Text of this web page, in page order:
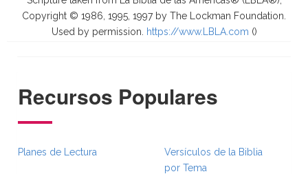
Copyright © 1986, 1995, 1997 by The Lockman Foundation.
Used by permission.
https://www.LBLA.com ()
Recursos Populares
Planes de Lectura
Versículos de la Biblia
por Tema